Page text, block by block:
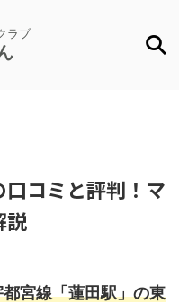
ラブ
コミと評判！マ
説
宮線「蓮田駅」の東